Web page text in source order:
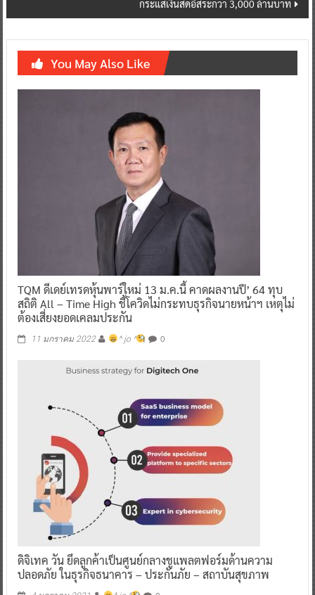
กระแสเงินสดอิสระกว่า 3,000 ล้านบาท
You May Also Like
TQM ดีเดย์เทรดหุ้นพาร์ใหม่ 13 ม.ค.นี้ คาดผลงานปี’ 64 ทุบ
สถิติ All – Time High ชี้โควิดไม่กระทบธุรกิจนายหน้าฯ เหตุไม่
ต้องเสี่ยงยอดเคลมประกัน
11 มกราคม 2022 ^ jo ^ 0
ดิจิเทค วัน ยึดลูกค้าเป็นศูนย์กลางชูแพลตฟอร์มด้านความ
ปลอดภัย ในธุรกิจธนาคาร – ประกันภัย – สถาบันสุขภาพ